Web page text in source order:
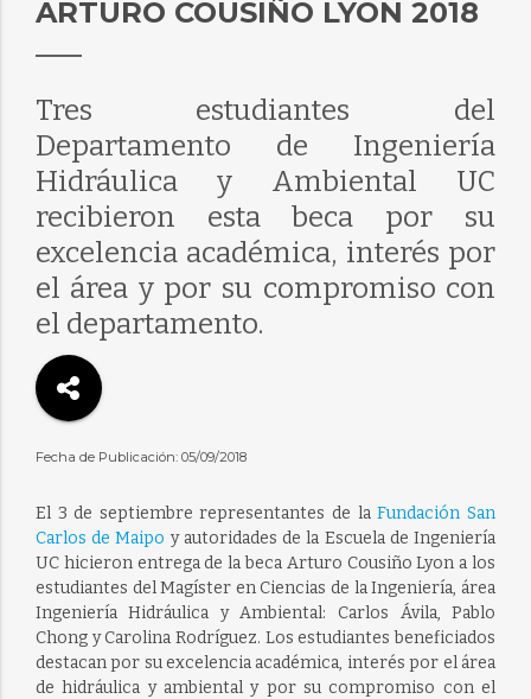
ARTURO COUSIÑO LYON 2018
Tres estudiantes del
Departamento de Ingeniería
Hidráulica y Ambiental UC
recibieron esta beca por su
excelencia académica, interés por
el área y por su compromiso con
el departamento.
Fecha de Publicación: 05/09/2018
El 3 de septiembre representantes de laFundación San
Carlos de Maipo y autoridades de la Escuela de Ingeniería
UC hicieron entrega de la beca Arturo Cousiño Lyon a los
estudiantes del Magíster en Ciencias de la Ingeniería, área
Ingeniería Hidráulica y Ambiental: Carlos Ávila, Pablo
Chong y Carolina Rodríguez. Los estudiantes beneficiados
destacan por su excelencia académica, interés por el área
de hidráulica y ambiental y por su compromiso con el